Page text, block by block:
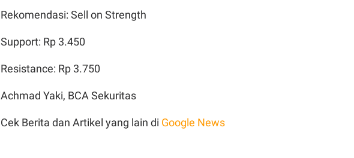
Rekomendasi: Sell on Strength
Support: Rp 3.450
Resistance: Rp 3.750
Achmad Yaki, BCA Sekuritas
Cek Berita dan Artikel yang lain di Google News